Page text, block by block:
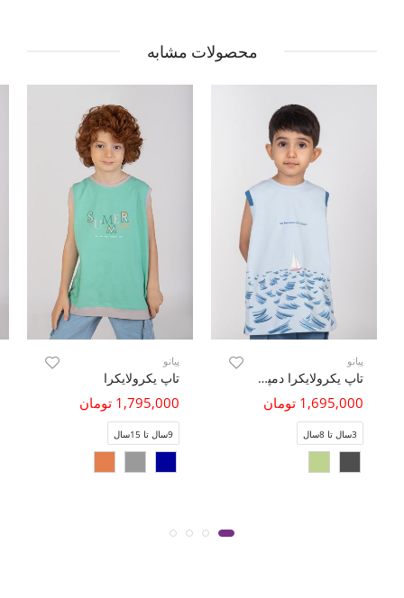
محصولات مشابه
پیانو
تاپ یکرولایکرا دمپا چاک دار
1,695,000 تومان
3سال تا 8سال
پیانو
تاپ یکرولایکرا
1,795,000 تومان
9سال تا 15سال